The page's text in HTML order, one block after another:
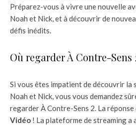
Préparez-vous à vivre une nouvelle
Noah et Nick, et à découvrir de
défis inédits.
Où regarder À Contre-Sens
Si vous êtes impatient de découvrir la
Noah et Nick, vous vous demandez
regarder À Contre-Sens 2. La réponse
Vidéo ! La plateforme de streaming a